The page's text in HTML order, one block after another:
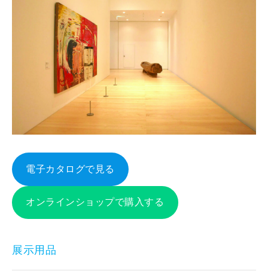
電子カタログで見る
オンラインショップで購入する
展示用品